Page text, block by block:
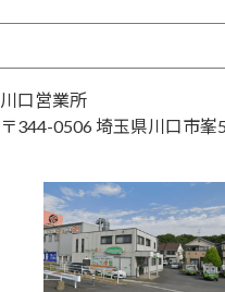
川口営業所
〒344-0506 埼玉県川口市峯